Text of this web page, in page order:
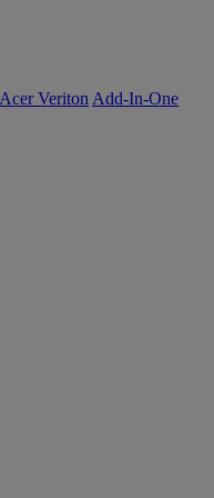
Veriton Add-In-One